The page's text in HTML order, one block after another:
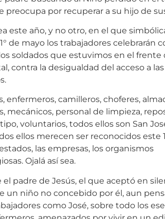
preocupa por recuperar a su hijo de sus
este año, y no otro, en el que
de mayo los trabajadores celebrarán
soldados que estuvimos en el frente
contra la desigualdad del acceso a las
enfermeros, camilleros, choferes,
mecánicos, personal de limpieza,
voluntarios, todos ellos son San
ellos merecen ser reconocidos este
las empresas, los organismos
Ojalá así sea.
padre de Jesús, el que aceptó en
un niño no concebido por él, aun
como José, sobre todo los
amenazados por vivir en un